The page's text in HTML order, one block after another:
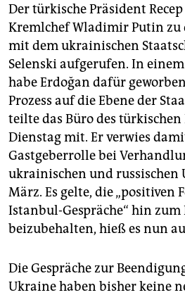
Der türkische Präsident
Kremlchef Wladimir Putin zu
mit dem ukrainischen
Selenski aufgerufen. In
habe Erdoğan dafür
Prozess auf die Ebene der
teilte das Büro des
Dienstag mit. Er verwies
Gastgeberrolle bei
ukrainischen und russischen
März. Es gelte, die „positiven
Istanbul-Gespräche“ hin zum
beizubehalten, hieß es nun
Die Gespräche zur
Ukraine haben bisher keine